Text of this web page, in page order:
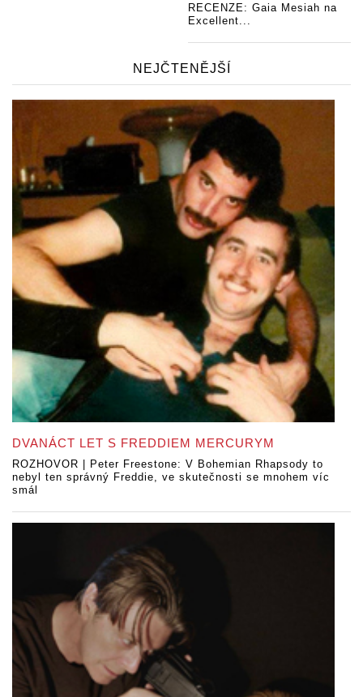
RECENZE: Gaia Mesiah na
Excellent...
NEJČTENĚJŠÍ
DVANÁCT LET S FREDDIEM MERCURYM
ROZHOVOR | Peter Freestone: V Bohemian Rhapsody to
nebyl ten správný Freddie, ve skutečnosti se mnohem víc
smál